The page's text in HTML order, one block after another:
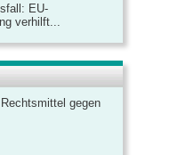
EU-
verhilft...
gegen